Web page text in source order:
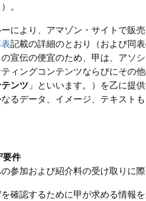
。
により、アマゾン・サイトで販
記載の詳細のとおり（および同
宣伝の便宜のため、甲は、アソ
ィングコンテンツならびにその
ンツ 」といいます。）を乙に提
るデータ、イメージ、テキス
要件
参加および紹介料の受け取りに
確認するために甲が求める情報